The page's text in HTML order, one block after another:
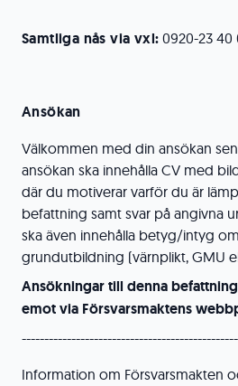
Samtliga nås via vxl: 0920-23 40
Ansökan
Välkommen med din ansökan
ansökan ska innehålla CV med
där du motiverar varför du är
befattning samt svar på angivna
ska även innehålla betyg/intyg
grundutbildning (värnplikt, GMU
Ansökningar till denna
emot via Försvarsmaktens
Information om Försvarsmakten